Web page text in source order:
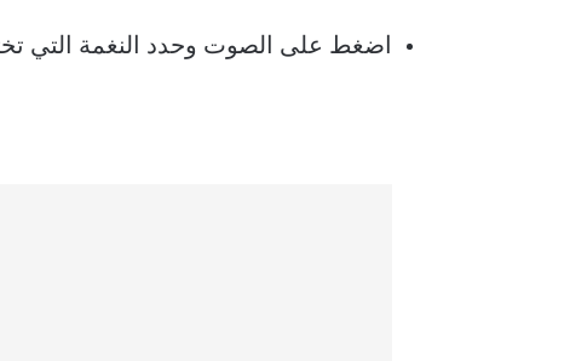
اضغط على الصوت وحدد النغمة التي